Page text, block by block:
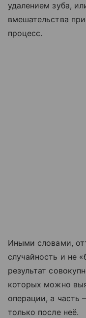
удалением зуба,
вмешательства
процесс.
Иными словами,
случайность и не
результат
которых можно
операции, а часть
только после неё.